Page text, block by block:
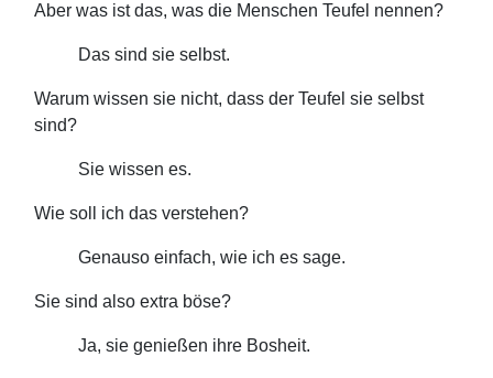
Aber was ist das, was die Menschen Teufel nennen?
Das sind sie selbst.
Warum wissen sie nicht, dass der Teufel sie selbst
sind?
Sie wissen es.
Wie soll ich das verstehen?
Genauso einfach, wie ich es sage.
Sie sind also extra böse?
Ja, sie genießen ihre Bosheit.